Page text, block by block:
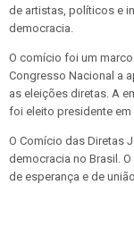
de artistas, políticos e
democracia.
O comício foi um
Congresso Nacional a
as eleições diretas. A
foi eleito presidente em
O Comício das Diretas
democracia no Brasil.
de esperança e de